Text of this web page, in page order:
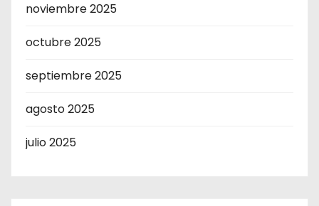
noviembre 2025
octubre 2025
septiembre 2025
agosto 2025
julio 2025